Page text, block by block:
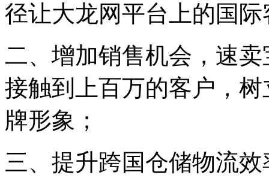
径让大龙网平台上的国
二、增加销售机会，速
接触到上百万的客户，
牌形象；
三、提升跨国仓储物流